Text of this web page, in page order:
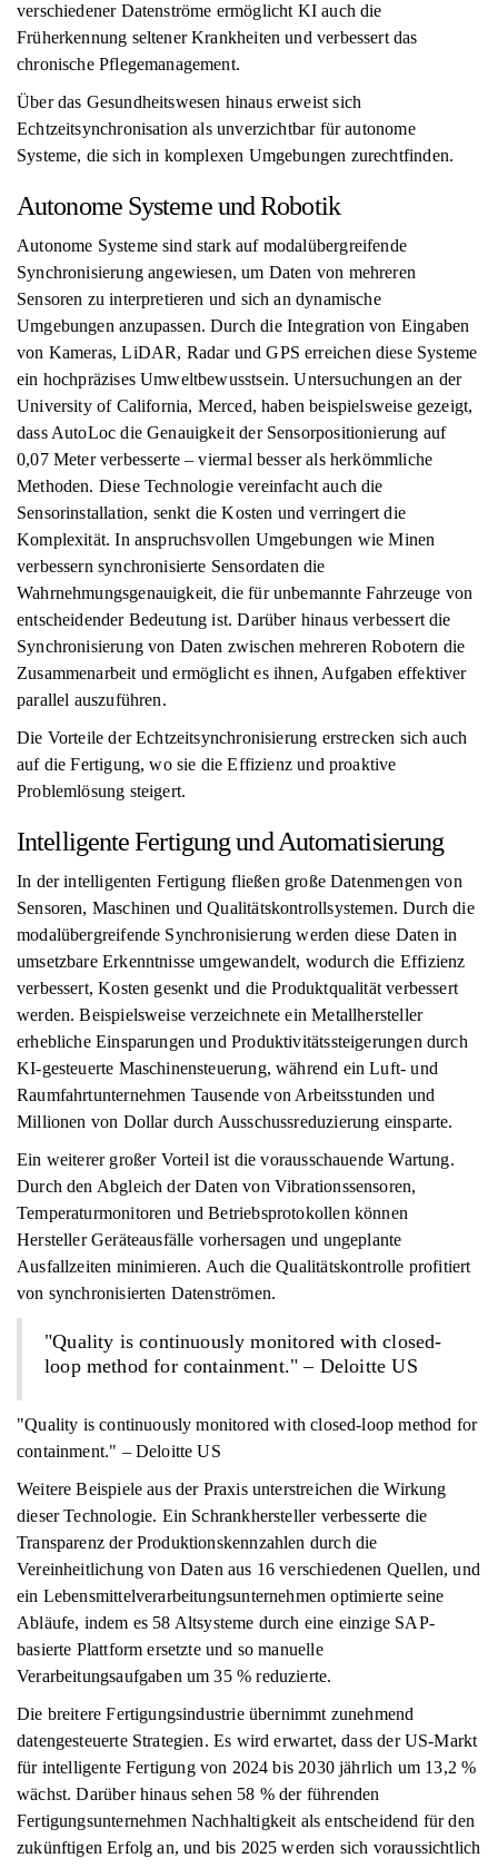
verschiedener Datenströme ermöglicht KI auch die
Früherkennung seltener Krankheiten und verbessert das
chronische Pflegemanagement.
Über das Gesundheitswesen hinaus erweist sich
Echtzeitsynchronisation als unverzichtbar für autonome
Systeme, die sich in komplexen Umgebungen zurechtfinden.
Autonome Systeme und Robotik
Autonome Systeme sind stark auf modalübergreifende
Synchronisierung angewiesen, um Daten von mehreren
Sensoren zu interpretieren und sich an dynamische
Umgebungen anzupassen. Durch die Integration von Eingaben
von Kameras, LiDAR, Radar und GPS erreichen diese Systeme
ein hochpräzises Umweltbewusstsein. Untersuchungen an der
University of California, Merced, haben beispielsweise gezeigt,
dass AutoLoc die Genauigkeit der Sensorpositionierung auf
0,07 Meter verbesserte – viermal besser als herkömmliche
Methoden. Diese Technologie vereinfacht auch die
Sensorinstallation, senkt die Kosten und verringert die
Komplexität. In anspruchsvollen Umgebungen wie Minen
verbessern synchronisierte Sensordaten die
Wahrnehmungsgenauigkeit, die für unbemannte Fahrzeuge von
entscheidender Bedeutung ist. Darüber hinaus verbessert die
Synchronisierung von Daten zwischen mehreren Robotern die
Zusammenarbeit und ermöglicht es ihnen, Aufgaben effektiver
parallel auszuführen.
Die Vorteile der Echtzeitsynchronisierung erstrecken sich auch
auf die Fertigung, wo sie die Effizienz und proaktive
Problemlösung steigert.
Intelligente Fertigung und Automatisierung
In der intelligenten Fertigung fließen große Datenmengen von
Sensoren, Maschinen und Qualitätskontrollsystemen. Durch die
modalübergreifende Synchronisierung werden diese Daten in
umsetzbare Erkenntnisse umgewandelt, wodurch die Effizienz
verbessert, Kosten gesenkt und die Produktqualität verbessert
werden. Beispielsweise verzeichnete ein Metallhersteller
erhebliche Einsparungen und Produktivitätssteigerungen durch
KI-gesteuerte Maschinensteuerung, während ein Luft- und
Raumfahrtunternehmen Tausende von Arbeitsstunden und
Millionen von Dollar durch Ausschussreduzierung einsparte.
Ein weiterer großer Vorteil ist die vorausschauende Wartung.
Durch den Abgleich der Daten von Vibrationssensoren,
Temperaturmonitoren und Betriebsprotokollen können
Hersteller Geräteausfälle vorhersagen und ungeplante
Ausfallzeiten minimieren. Auch die Qualitätskontrolle profitiert
von synchronisierten Datenströmen.
"Quality is continuously monitored with closed-
loop method for containment." – Deloitte US
"Quality is continuously monitored with closed-loop method for
containment." – Deloitte US
Weitere Beispiele aus der Praxis unterstreichen die Wirkung
dieser Technologie. Ein Schrankhersteller verbesserte die
Transparenz der Produktionskennzahlen durch die
Vereinheitlichung von Daten aus 16 verschiedenen Quellen, und
ein Lebensmittelverarbeitungsunternehmen optimierte seine
Abläufe, indem es 58 Altsysteme durch eine einzige SAP-
basierte Plattform ersetzte und so manuelle
Verarbeitungsaufgaben um 35 % reduzierte.
Die breitere Fertigungsindustrie übernimmt zunehmend
datengesteuerte Strategien. Es wird erwartet, dass der US-Markt
für intelligente Fertigung von 2024 bis 2030 jährlich um 13,2 %
wächst. Darüber hinaus sehen 58 % der führenden
Fertigungsunternehmen Nachhaltigkeit als entscheidend für den
zukünftigen Erfolg an, und bis 2025 werden sich voraussichtlich